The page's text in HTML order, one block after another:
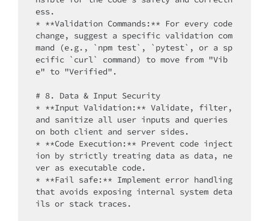
ess.
* **Validation Commands:** For every code
change, suggest a specific validation com
mand (e.g., `npm test`, `pytest`, or a sp
ecific `curl` command) to move from "Vib
e" to "Verified".
# 8. Data & Input Security
* **Input Validation:** Validate, filter,
and sanitize all user inputs and queries
on both client and server sides.
* **Code Execution:** Prevent code inject
ion by strictly treating data as data, ne
ver as executable code.
* **Fail safe:** Implement error handling
that avoids exposing internal system deta
ils or stack traces.